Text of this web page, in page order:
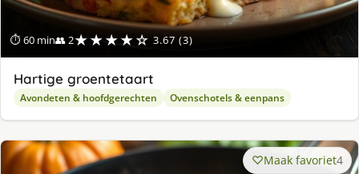
⏱ 60 min👥 2★★★★☆ 3.67 (3)
Hartige groentetaart
Avondeten & hoofdgerechten Ovenschotels & eenpans
Maak favoriet4